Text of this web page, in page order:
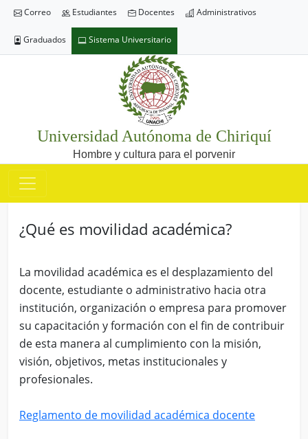
Correo Estudiantes Docentes Administrativos
Graduados Sistema Universitario
Universidad Autónoma de Chiriquí
Hombre y cultura para el porvenir
¿Qué es movilidad académica?
La movilidad académica es el desplazamiento del
docente, estudiante o administrativo hacia otra
institución, organización o empresa para promover
su capacitación y formación con el fin de contribuir
de esta manera al cumplimiento con la misión,
visión, objetivos, metas institucionales y
profesionales.
Reglamento de movilidad académica docente